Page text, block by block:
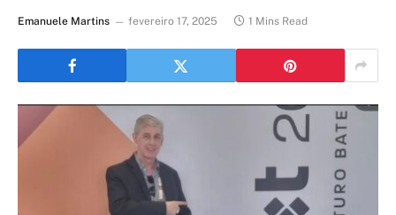
Emanuele Martins fevereiro 17, 2025 1 Mins Read